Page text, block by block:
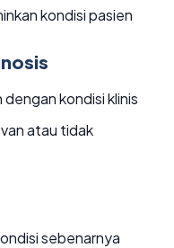
kondisi pasien
kondisi klinis
atau tidak
sebenarnya